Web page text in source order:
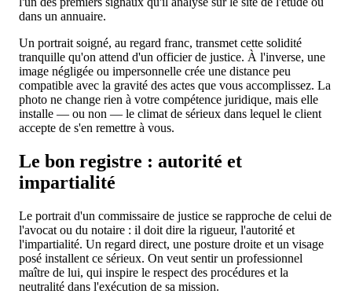
dans un annuaire.
Un portrait soigné, au regard franc, transmet cette solidité
tranquille qu'on attend d'un officier de justice. À l'inverse, une
image négligée ou impersonnelle crée une distance peu
compatible avec la gravité des actes que vous accomplissez. La
photo ne change rien à votre compétence juridique, mais elle
installe — ou non — le climat de sérieux dans lequel le client
accepte de s'en remettre à vous.
Le bon registre : autorité et
impartialité
Le portrait d'un commissaire de justice se rapproche de celui de
l'avocat ou du notaire : il doit dire la rigueur, l'autorité et
l'impartialité. Un regard direct, une posture droite et un visage
posé installent ce sérieux. On veut sentir un professionnel
maître de lui, qui inspire le respect des procédures et la
neutralité dans l'exécution de sa mission.